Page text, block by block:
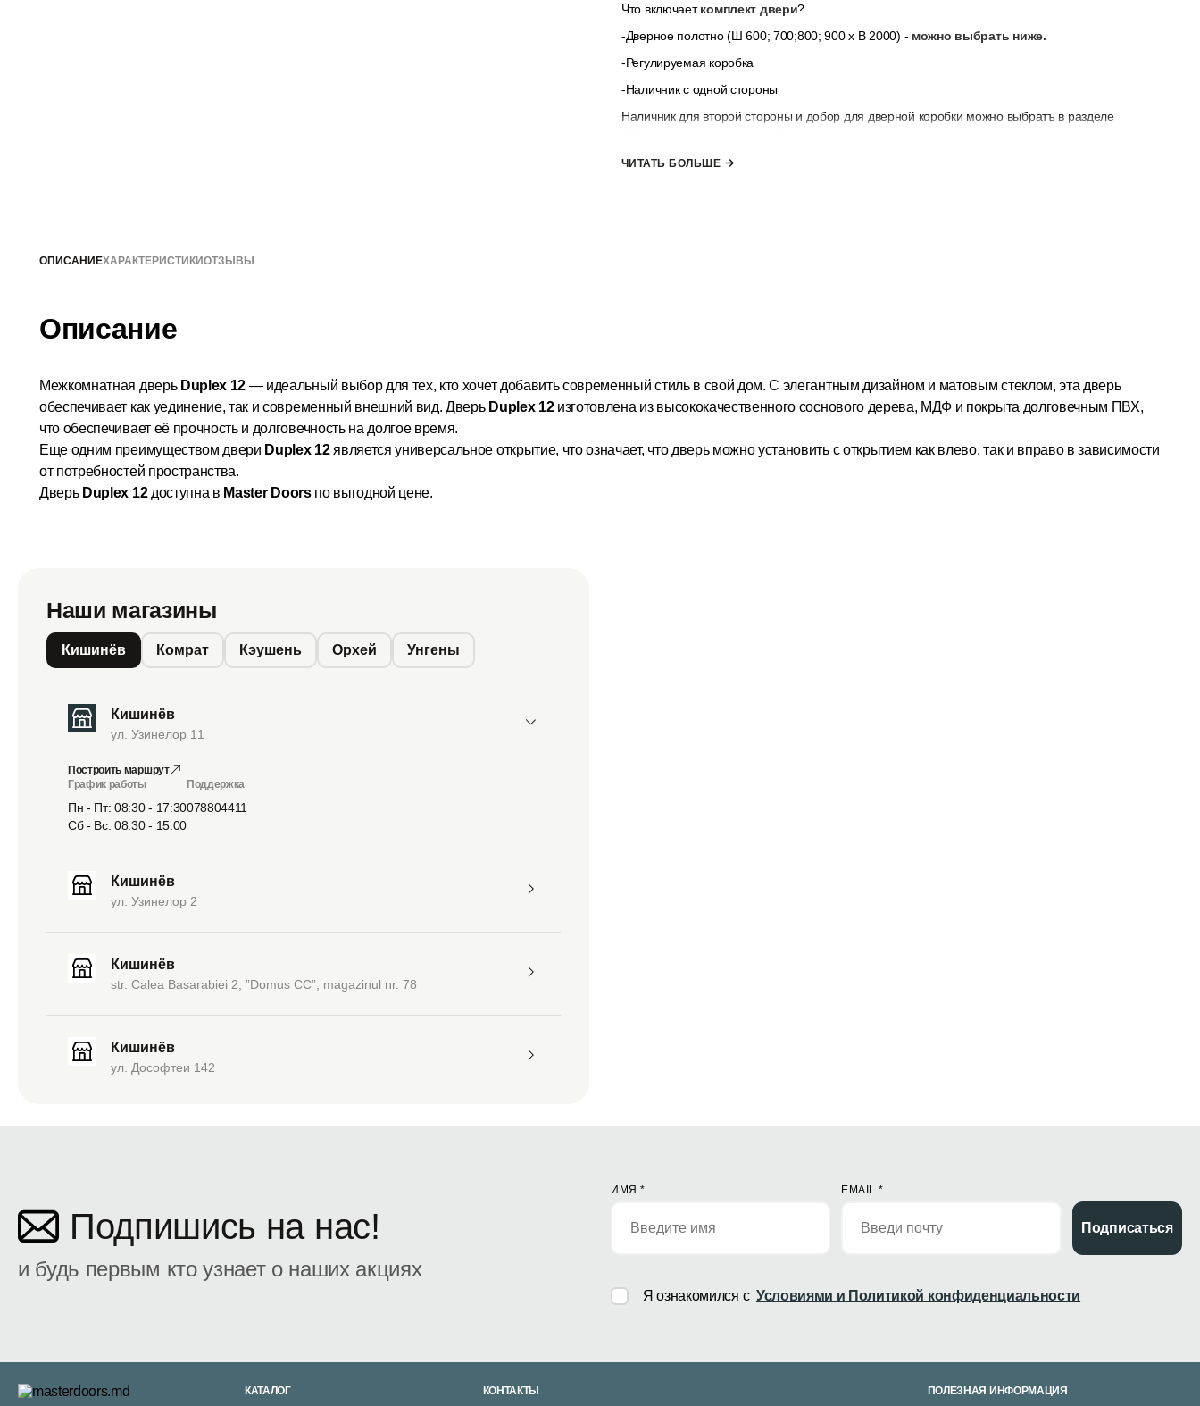
Что включаеткомплект двери?
-Дверное полотно (Ш 600; 700;800; 900 x В 2000) - можно выбрать ниже.
-Регулируемая коробка
-Наличник с одной стороны
Наличник для второй стороны и добор для дверной коробки можно выбратъ в разделе
ЧИТАТЬ БОЛЬШЕ
ОПИСАНИЕХАРАКТЕРИСТИКИОТЗЫВЫ
Описание
Межкомнатная дверь Duplex 12 — идеальный выбор для тех, кто хочет добавить современный стиль в свой дом. С элегантным дизайном и матовым стеклом, эта дверь
обеспечивает как уединение, так и современный внешний вид. Дверь Duplex 12изготовлена из высококачественного соснового дерева, МДФ и покрыта долговечным ПВХ,
что обеспечивает её прочность и долговечность на долгое время.
Еще одним преимуществом двери Duplex 12является универсальное открытие, что означает, что дверь можно установить с открытием как влево, так и вправо в зависимости
от потребностей пространства.
Дверь Duplex 12доступна в Master Doorsпо выгодной цене.
Наши магазины
Кишинёв Комрат Кэушень Орхей Унгены
Кишинёв
ул. Узинелор 11
Построить маршрут
График работы
Пн - Пт: 08:30 - 17:30
Сб - Вс: 08:30 - 15:00
Поддержка
078804411
Кишинёв
ул. Узинелор 2
Кишинёв
str. Calea Basarabiei 2, ”Domus CC”, magazinul nr. 78
Кишинёв
ул. Дософтеи 142
Подпишись на нас!
и будь первым кто узнает о наших акциях
ИМЯ * EMAIL*
Подписаться
Я ознакомился с Условиями и Политикой конфиденциальности
КАТАЛОГ КОНТАКТЫ ПОЛЕЗНАЯ ИНФОРМАЦИЯ